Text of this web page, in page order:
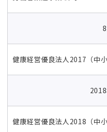
健康経営優良法人2017（中
健康経営優良法人2018（中